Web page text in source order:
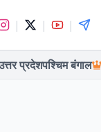
| | |
प्रदेशपश्चिम बंगाल